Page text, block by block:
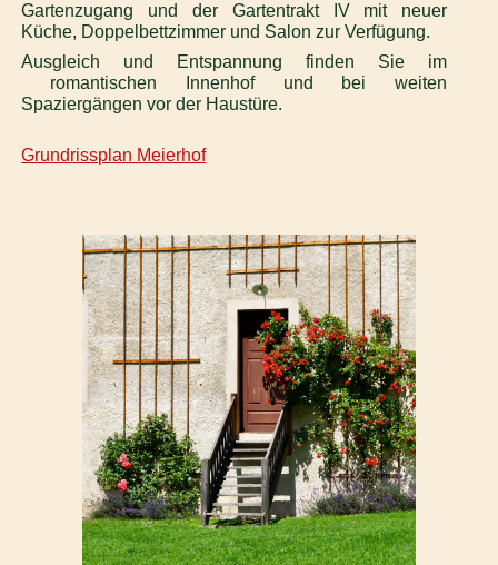
Gartenzugang und der Gartentrakt IV mit neuer
Küche, Doppelbettzimmer und Salon zur Verfügung.
Ausgleich und Entspannung finden Sie im
romantischen Innenhof und bei weiten
Spaziergängen vor der Haustüre.
Grundrissplan Meierhof